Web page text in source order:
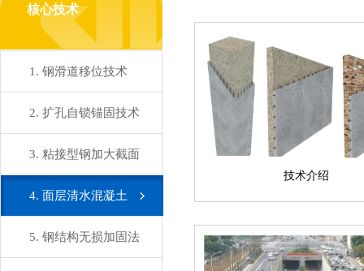
核心技术
1. 钢滑道移位技术
2. 扩孔自锁锚固技术
3. 粘接型钢加大截面
4. 面层清水混凝土
5. 钢结构无损加固法
技术介绍